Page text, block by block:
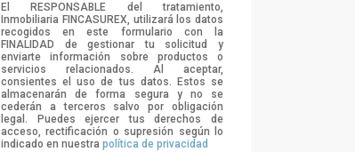
El RESPONSABLE del tratamiento,
Inmobiliaria FINCASUREX, utilizará los datos
recogidos en este formulario con la
FINALIDAD de gestionar tu solicitud y
enviarte información sobre productos o
servicios relacionados. Al aceptar,
consientes el uso de tus datos. Estos se
almacenarán de forma segura y no se
cederán a terceros salvo por obligación
legal. Puedes ejercer tus derechos de
acceso, rectificación o supresión según lo
indicado en nuestra política de privacidad